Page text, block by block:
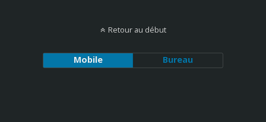
Retour au début
Mobile Bureau